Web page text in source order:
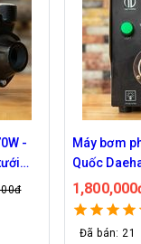
-
Máy bơm
Quốc
từ 30 đến
Đã bán: 21